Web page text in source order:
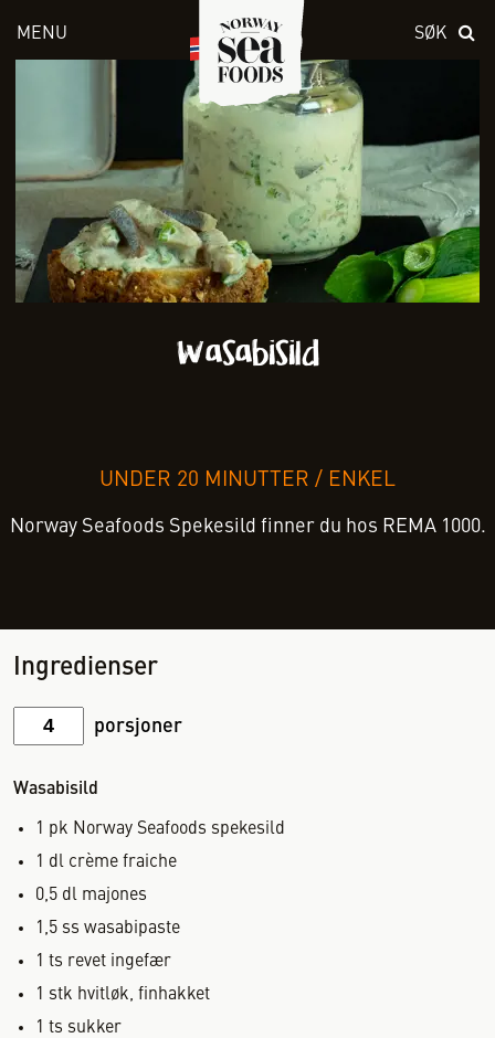
MENU SØK
Wasabisild
UNDER 20 MINUTTER / ENKEL
Norway Seafoods Spekesild finner du hos REMA 1000.
Ingredienser
porsjoner
Wasabisild
1 pk Norway Seafoods spekesild
1
dl crème fraiche
0,5 dl majones
1,5 ss wasabipaste
1 ts revet ingefær
1
stk hvitløk, finhakket
1 ts sukker